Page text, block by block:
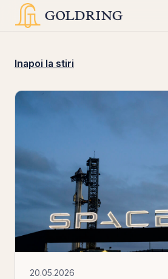
Inapoi la stiri
20.05.2026